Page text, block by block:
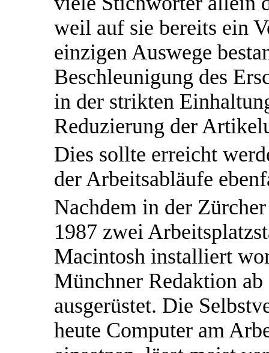
weil auf sie bereits ein
einzigen Auswege
Beschleunigung des
in der strikten
Reduzierung der
Dies sollte erreicht
der Arbeitsabläufe
Nachdem in der
1987 zwei
Macintosh installiert
Münchner Redaktion
ausgerüstet. Die
heute Computer am